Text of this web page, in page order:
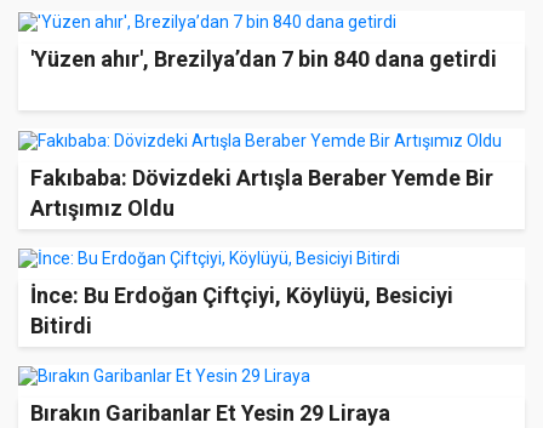
'Yüzen ahır', Brezilya’dan 7 bin 840 dana getirdi
Fakıbaba: Dövizdeki Artışla Beraber Yemde Bir
Artışımız Oldu
İnce: Bu Erdoğan Çiftçiyi, Köylüyü, Besiciyi
Bitirdi
Bırakın Garibanlar Et Yesin 29 Liraya